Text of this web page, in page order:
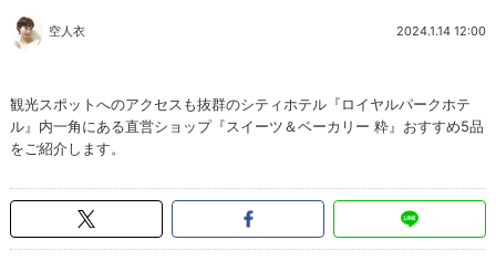
空人衣 2024.1.14 12:00
観光スポットへのアクセスも抜群のシティホテル『ロイヤルパークホテ
ル』内一角にある直営ショップ『スイーツ＆ベーカリー 粋』おすすめ5品
をご紹介します。